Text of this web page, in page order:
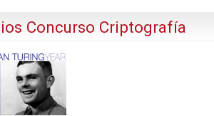
Concurso Criptografía